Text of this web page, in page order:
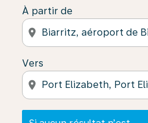
À partir de
location_on
Vers
location_on